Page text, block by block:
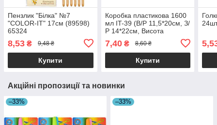
Пензлик "Білка" №7
"COLOR-IT" 17см (89598)
65324
8,53 ₴ 9,48 ₴
Купити
Коробка пластикова 1600
мл IT-39 (В/Р 11,5*20см, З/
Р 14*22см, Висота
5,4*1,9=7,3см) 500 шт./ящ
65324
7,40₴ 8,60 ₴
Купити
Акційні пропозиції та новинки
–33% –33%